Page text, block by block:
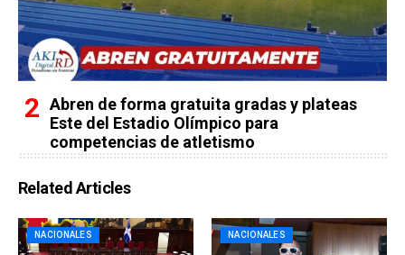
Abren de forma gratuita gradas y plateas
Este del Estadio Olímpico para
competencias de atletismo
Related Articles
NACIONALES NACIONALES